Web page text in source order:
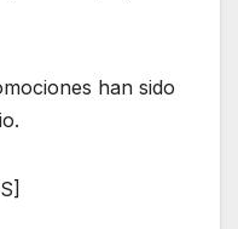
han sido